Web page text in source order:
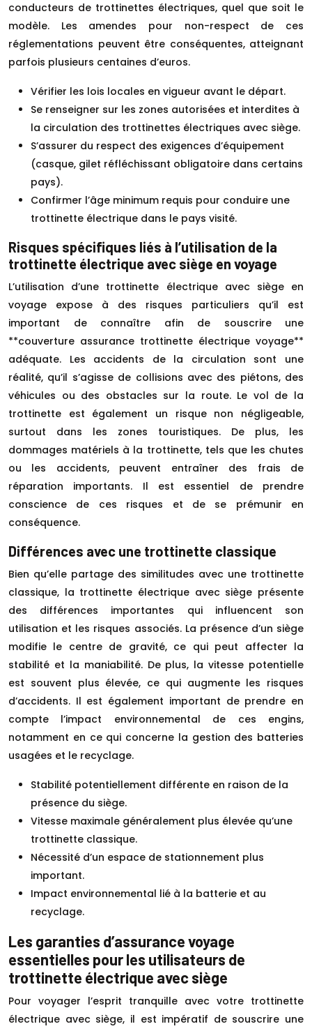
conducteurs de trottinettes électriques, quel que soit le
modèle. Les amendes pour non-respect de ces
réglementations peuvent être conséquentes, atteignant
parfois plusieurs centaines d’euros.
Vérifier les lois locales en vigueur avant le départ.
Se renseigner sur les zones autorisées et interdites à
la circulation des trottinettes électriques avec siège.
S’assurer du respect des exigences d’équipement
(casque, gilet réfléchissant obligatoire dans certains
pays).
Confirmer l’âge minimum requis pour conduire une
trottinette électrique dans le pays visité.
Risques spécifiques liés à l’utilisation de la
trottinette électrique avec siège en voyage
L’utilisation d’une trottinette électrique avec siège en
voyage expose à des risques particuliers qu’il est
important de connaître afin de souscrire une
**couverture assurance trottinette électrique voyage**
adéquate. Les accidents de la circulation sont une
réalité, qu’il s’agisse de collisions avec des piétons, des
véhicules ou des obstacles sur la route. Le vol de la
trottinette est également un risque non négligeable,
surtout dans les zones touristiques. De plus, les
dommages matériels à la trottinette, tels que les chutes
ou les accidents, peuvent entraîner des frais de
réparation importants. Il est essentiel de prendre
conscience de ces risques et de se prémunir en
conséquence.
Différences avec une trottinette classique
Bien qu’elle partage des similitudes avec une trottinette
classique, la trottinette électrique avec siège présente
des différences importantes qui influencent son
utilisation et les risques associés. La présence d’un siège
modifie le centre de gravité, ce qui peut affecter la
stabilité et la maniabilité. De plus, la vitesse potentielle
est souvent plus élevée, ce qui augmente les risques
d’accidents. Il est également important de prendre en
compte l’impact environnemental de ces engins,
notamment en ce qui concerne la gestion des batteries
usagées et le recyclage.
Stabilité potentiellement différente en raison de la
présence du siège.
Vitesse maximale généralement plus élevée qu’une
trottinette classique.
Nécessité d’un espace de stationnement plus
important.
Impact environnemental lié à la batterie et au
recyclage.
Les garanties d’assurance voyage
essentielles pour les utilisateurs de
trottinette électrique avec siège
Pour voyager l’esprit tranquille avec votre trottinette
électrique avec siège, il est impératif de souscrire une